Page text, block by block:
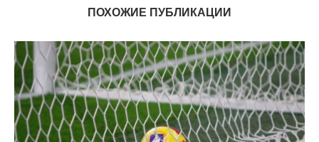
ПОХОЖИЕ ПУБЛИКАЦИИ